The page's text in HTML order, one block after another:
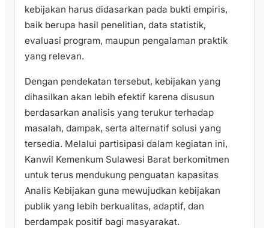
kebijakan harus didasarkan pada bukti empiris,
baik berupa hasil penelitian, data statistik,
evaluasi program, maupun pengalaman praktik
yang relevan.
Dengan pendekatan tersebut, kebijakan yang
dihasilkan akan lebih efektif karena disusun
berdasarkan analisis yang terukur terhadap
masalah, dampak, serta alternatif solusi yang
tersedia. Melalui partisipasi dalam kegiatan ini,
Kanwil Kemenkum Sulawesi Barat berkomitmen
untuk terus mendukung penguatan kapasitas
Analis Kebijakan guna mewujudkan kebijakan
publik yang lebih berkualitas, adaptif, dan
berdampak positif bagi masyarakat.